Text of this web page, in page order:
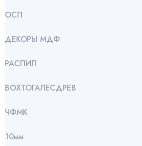
ОСП
ДЕКОРЫ МДФ
РАСПИЛ
ВОХТОГАЛЕСДРЕВ
ЧФМК
10мм